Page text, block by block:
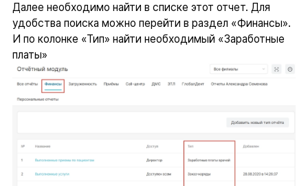
Далее необходимо найти в списке этот отчет. Для
удобства поиска можно перейти в раздел «Финансы».
И по колонке «Тип» найти необходимый «Заработные
платы»